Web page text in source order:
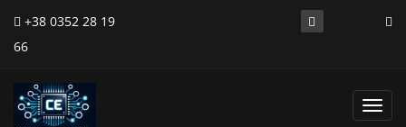
+38 0352 28 19
66